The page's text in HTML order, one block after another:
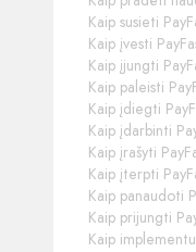
Kaip susieti
Kaip įvesti
Kaip įjungti
Kaip paleisti
Kaip įdiegti
Kaip įdarbinti
Kaip įrašyti
Kaip įterpti
Kaip panaudoti
Kaip prijungti
Kaip